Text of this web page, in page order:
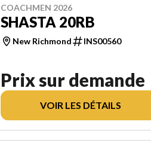
COACHMEN 2026
SHASTA 20RB
New Richmond INS00560
Prix sur demande
VOIR LES DÉTAILS